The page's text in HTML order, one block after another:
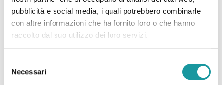
pubblicità e social media, i quali potrebbero combinarle
con altre informazioni che ha fornito loro o che hanno
raccolto dal suo utilizzo dei loro servizi.
delNecessari
𝑟𝑖𝑠𝑝𝑜𝑛𝑑𝑒 𝑎 𝑢𝑛 𝑏𝑒𝑛𝑒𝑠𝑠𝑒𝑟𝑒, 𝑝𝑠𝑖𝑐ℎ𝑖𝑐𝑜 𝑒[…]
10.06.2023 – Rai TG3 Emilia Romagna – “Cure